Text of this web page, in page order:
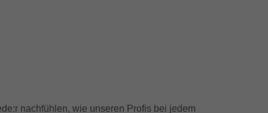
nachfühlen, wie unseren Profis bei jedem